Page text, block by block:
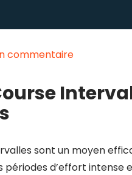
commentaire
sont un moyen
périodes d’effort